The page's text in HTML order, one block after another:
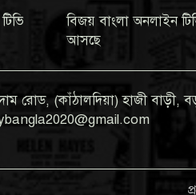
বিজয় বাংলা অনলাইন
আসছে
রোড, (কাঁঠালদিয়া) হাজী বাড়ী,